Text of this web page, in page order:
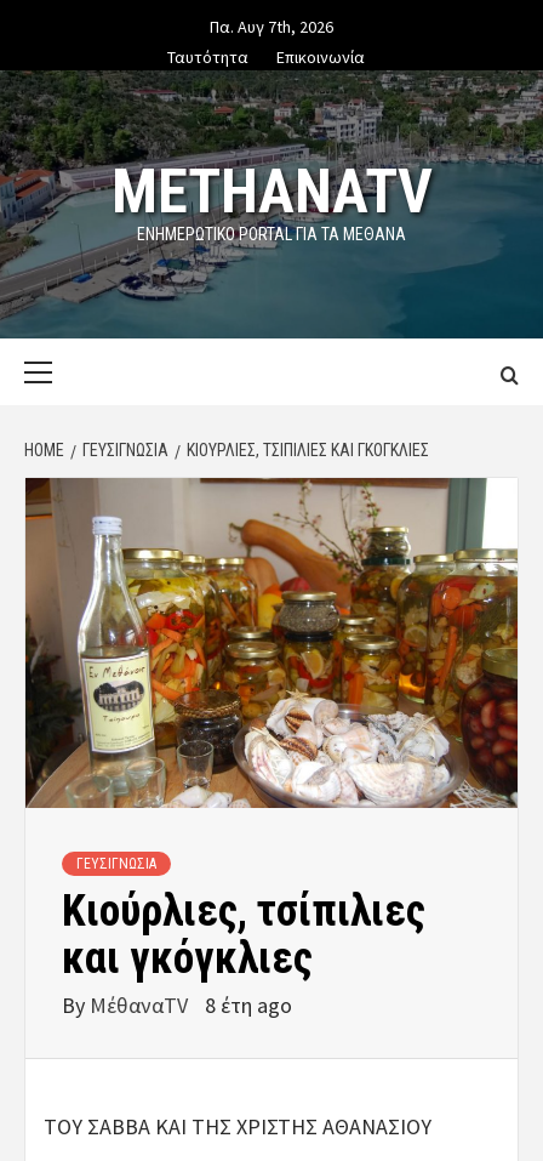
content
Πα. Αυγ 7th, 2026
Ταυτότητα
Επικοινωνία
METHANATV
ΕΝΗΜΕΡΩΤΙΚΌ PORTAL ΓΙΑ ΤΑ ΜΕΘΑΝΑ
HOME ΓΕΥΣΙΓΝΩΣΙΑ ΚΙΟΎΡΛΙΕΣ, ΤΣΊΠΙΛΙΕΣ ΚΑΙ ΓΚΌΓΚΛΙΕΣ
ΓΕΥΣΙΓΝΩΣΙΑ
Κιούρλιες, τσίπιλιες
και γκόγκλιες
By ΜέθαναTV 8 έτη ago
ΤΟΥ ΣΑΒΒΑ ΚΑΙ ΤΗΣ ΧΡΙΣΤΗΣ ΑΘΑΝΑΣΙΟΥ